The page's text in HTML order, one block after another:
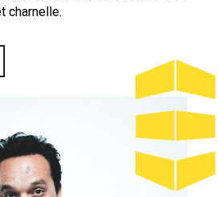
charnelle.